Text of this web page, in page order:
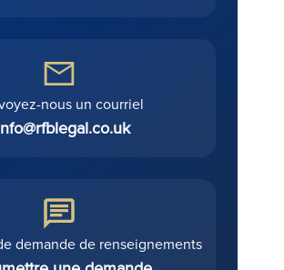
nous un courriel
demande de renseignements